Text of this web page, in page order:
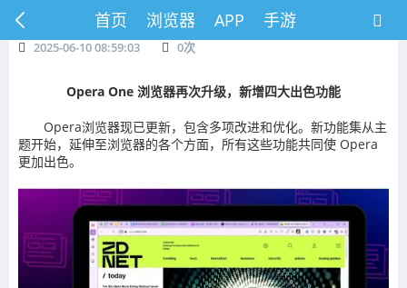
首页 浏览器 APP 手游
2025-06-10 08:59:03 0次
Opera One 浏览器再次升级，新增四大出色功能
Opera浏览器现已更新，包含多项改进和优化。新功能集从主
题开始，延伸至浏览器的各个方面，所有这些功能共同使 Opera
更加出色。